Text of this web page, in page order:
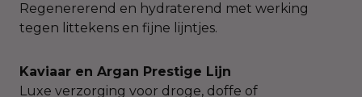
Regenererend en hydraterend met werking
tegen littekens en fijne lijntjes.
Kaviaar en Argan Prestige Lijn
Luxe verzorging voor droge, doffe of